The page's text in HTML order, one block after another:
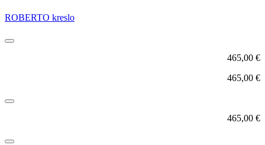
ROBERTO kreslo
465,00 €
465,00 €
465,00 €